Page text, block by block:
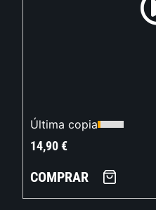
Última copia
14,90€
COMPRAR